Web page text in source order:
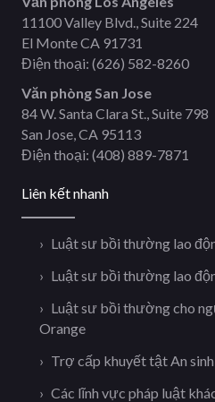
11100 Valley Blvd., Suite 224
El Monte CA 91731
Điện thoại: (626) 582-8260
Văn phòng San Jose
84 W. Santa Clara St., Suite 798
San Jose, CA 95113
Điện thoại: (408) 889-7871
Liên kết nhanh
Luật sư bồi thường lao
Luật sư bồi thường lao
Luật sư bồi thường cho
Orange
Trợ cấp khuyết tật An sinh
Các lĩnh vực pháp luật